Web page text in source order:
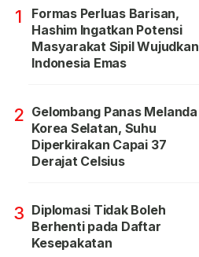
1
Formas Perluas Barisan,
Hashim Ingatkan Potensi
Masyarakat Sipil Wujudkan
Indonesia Emas
2 Gelombang Panas Melanda
Korea Selatan, Suhu
Diperkirakan Capai 37
Derajat Celsius
3 Diplomasi Tidak Boleh
Berhenti pada Daftar
Kesepakatan